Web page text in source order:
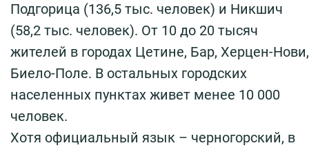
Подгорица (136,5 тыс. человек) и Никшич
(58,2 тыс. человек). От 10 до 20 тысяч
жителей в городах Цетине, Бар, Херцен-Нови,
Биело-Поле. В остальных городских
населенных пунктах живет менее 10 000
человек.
Хотя официальный язык – черногорский, в